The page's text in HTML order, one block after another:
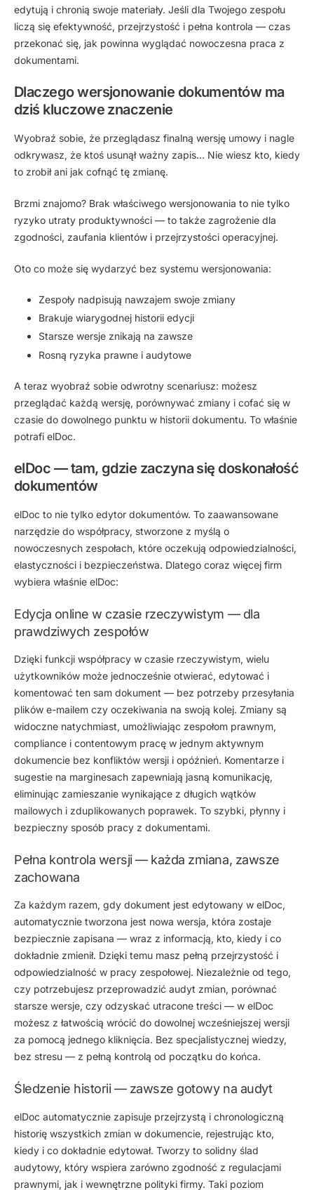
edytują i chronią swoje materiały. Jeśli dla Twojego zespołu
liczą się efektywność, przejrzystość i pełna kontrola — czas
przekonać się, jak powinna wyglądać nowoczesna praca z
dokumentami.
Dlaczego wersjonowanie dokumentów ma
dziś kluczowe znaczenie
Wyobraź sobie, że przeglądasz finalną wersję umowy i nagle
odkrywasz, że ktoś usunął ważny zapis… Nie wiesz kto, kiedy
to zrobił ani jak cofnąć tę zmianę.
Brzmi znajomo? Brak właściwego wersjonowania to nie tylko
ryzyko utraty produktywności — to także zagrożenie dla
zgodności, zaufania klientów i przejrzystości operacyjnej.
Oto co może się wydarzyć bez systemu wersjonowania:
Zespoły nadpisują nawzajem swoje zmiany
Brakuje wiarygodnej historii edycji
Starsze wersje znikają na zawsze
Rosną ryzyka prawne i audytowe
A teraz wyobraź sobie odwrotny scenariusz: możesz
przeglądać każdą wersję, porównywać zmiany i cofać się w
czasie do dowolnego punktu w historii dokumentu. To właśnie
potrafi elDoc.
elDoc — tam, gdzie zaczyna się doskonałość
dokumentów
elDoc to nie tylko edytor dokumentów. To zaawansowane
narzędzie do współpracy, stworzone z myślą o
nowoczesnych zespołach, które oczekują odpowiedzialności,
elastyczności i bezpieczeństwa. Dlatego coraz więcej firm
wybiera właśnie elDoc:
Edycja online w czasie rzeczywistym — dla
prawdziwych zespołów
Dzięki funkcji współpracy w czasie rzeczywistym, wielu
użytkowników może jednocześnie otwierać, edytować i
komentować ten sam dokument — bez potrzeby przesyłania
plików e-mailem czy oczekiwania na swoją kolej. Zmiany są
widoczne natychmiast, umożliwiając zespołom prawnym,
compliance i contentowym pracę w jednym aktywnym
dokumencie bez konfliktów wersji i opóźnień. Komentarze i
sugestie na marginesach zapewniają jasną komunikację,
eliminując zamieszanie wynikające z długich wątków
mailowych i zduplikowanych poprawek. To szybki, płynny i
bezpieczny sposób pracy z dokumentami.
Pełna kontrola wersji — każda zmiana, zawsze
zachowana
Za każdym razem, gdy dokument jest edytowany w elDoc,
automatycznie tworzona jest nowa wersja, która zostaje
bezpiecznie zapisana — wraz z informacją, kto, kiedy i co
dokładnie zmienił. Dzięki temu masz pełną przejrzystość i
odpowiedzialność w pracy zespołowej. Niezależnie od tego,
czy potrzebujesz przeprowadzić audyt zmian, porównać
starsze wersje, czy odzyskać utracone treści — w elDoc
możesz z łatwością wrócić do dowolnej wcześniejszej wersji
za pomocą jednego kliknięcia. Bez specjalistycznej wiedzy,
bez stresu — z pełną kontrolą od początku do końca.
Śledzenie historii — zawsze gotowy na audyt
elDoc automatycznie zapisuje przejrzystą i chronologiczną
historię wszystkich zmian w dokumencie, rejestrując kto,
kiedy i co dokładnie edytował. Tworzy to solidny ślad
audytowy, który wspiera zarówno zgodność z regulacjami
prawnymi, jak i wewnętrzne polityki firmy. Taki poziom